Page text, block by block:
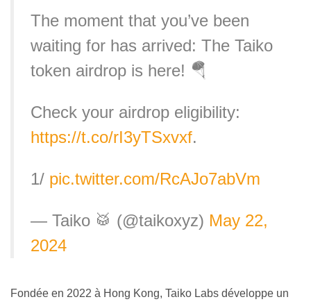
The moment that you’ve been
waiting for has arrived: The Taiko
token airdrop is here! 🪂
Check your airdrop eligibility:
https://t.co/rI3yTSxvxf.
1/ pic.twitter.com/RcAJo7abVm
— Taiko 🥁 (@taikoxyz) May 22,
2024
Fondée en 2022 à Hong Kong, Taiko Labs développe un